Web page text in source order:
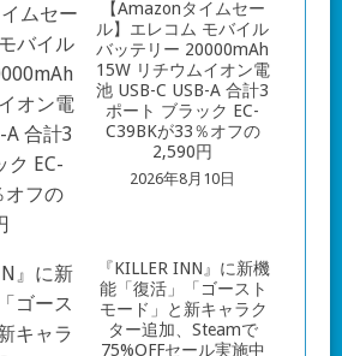
ル】エレコム モバイル
バッテリー 20000mAh
15W リチウムイオン電
池 USB-C USB-A 合計3
ポート ブラック EC-
C39BKが33％オフの
2,590円
2026年8月10日
『KILLER INN』に新機
能「復活」「ゴースト
モード」と新キャラク
ター追加、Steamで
75%OFFセール実施中